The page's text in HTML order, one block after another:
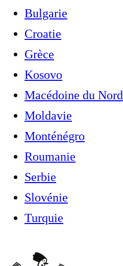
Bulgarie
Croatie
Grèce
Kosovo
Macédoine du Nord
Moldavie
Monténégro
Roumanie
Serbie
Slovénie
Turquie